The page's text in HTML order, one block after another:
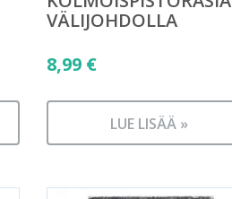
VÄLIJOHDOLLA
8,99 €
LUE LISÄÄ »